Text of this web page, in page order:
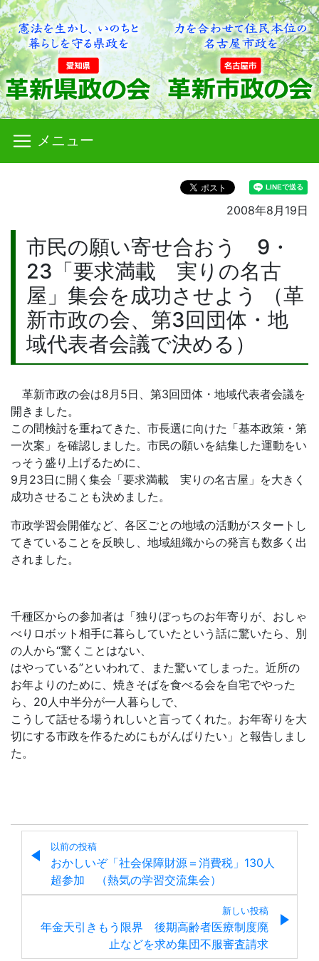
メニュー
2008年8月19日
市民の願い寄せ合おう 9・
23「要求満載 実りの名古
屋」集会を成功させよう （革
新市政の会、第3回団体・地
域代表者会議で決める）
革新市政の会は8月5日、第3回団体・地域代表者会議を
開きました。
この間検討を重ねてきた、市長選に向けた「基本政策・第
一次案」を確認しました。市民の願いを結集した運動をい
っそう盛り上げるために、
9月23日に開く集会「要求満載 実りの名古屋」を大きく
成功させることも決めました。
市政学習会開催など、各区ごとの地域の活動がスタートし
てきていることを反映し、地域組織からの発言も数多く出
されました。
千種区からの参加者は「独りぼっちのお年寄りが、おしゃ
べりロボット相手に暮らしていたという話に驚いたら、別
の人から“驚くことはない、
はやっている”といわれて、また驚いてしまった。近所の
お年よりのために、焼きそばを食べる会を自宅でやった
ら、20人中半分が一人暮らしで、
こうして話せる場うれしいと言ってくれた。お年寄りを大
切にする市政を作るためにもがんばりたい」と報告しまし
た。
以前の投稿
おかしいぞ「社会保障財源＝消費税」130人
超参加 （熱気の学習交流集会）
新しい投稿
年金天引きもう限界 後期高齢者医療制度廃
止などを求め集団不服審査請求